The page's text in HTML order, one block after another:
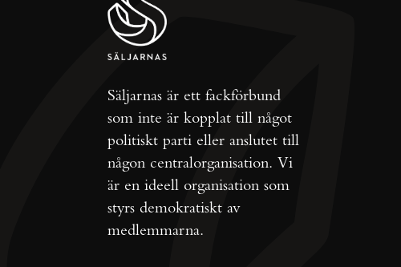
Säljarnas är ett fackförbund
som inte är kopplat till något
politiskt parti eller anslutet till
någon centralorganisation. Vi
är en ideell organisation som
styrs demokratiskt av
medlemmarna.